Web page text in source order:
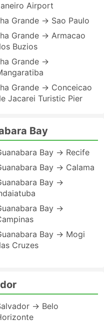
Airport
Grande → Sao Paulo
Grande → Armacao
Buzios
Grande →
Grande → Conceicao
Jacarei Turistic Pier
Bay
Bay → Recife
Bay → Calama
Bay →
Bay →
Bay → Mogi
Cruzes
→ Belo